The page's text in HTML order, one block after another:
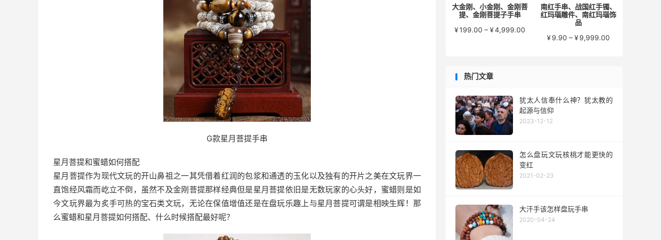
G款星月菩提手串
星月菩提和蜜蜡如何搭配
星月菩提作为现代文玩的开山鼻祖之一其凭借着红润的包浆和通透的玉化以及独有的开片之美在文玩界一
直饱经风霜而屹立不倒，虽然不及金刚菩提那样经典但是星月菩提依旧是无数玩家的心头好，蜜蜡则是如
今文玩界最为炙手可热的宝石类文玩，无论在保值增值还是在盘玩乐趣上与星月菩提可谓是相映生辉！那
么蜜蜡和星月菩提如何搭配、什么时候搭配最好呢？
大金刚、小金刚、金刚菩
提、金刚菩提子手串
¥199.00 – ¥4,999.00
南红手串、战国红手镯、
红玛瑙雕件、南红玛瑙饰
品
¥9.90 – ¥9,999.00
¥9,999.00
热门文章
犹太人信奉什么神？犹太教的
起源与信仰
2023-12-12
怎么盘玩文玩核桃才能更快的
变红
2021-02-23
大汗手该怎样盘玩手串
2020-04-24